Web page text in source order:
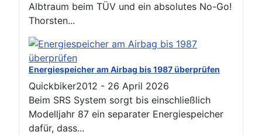
Albtraum beim TÜV und ein absolutes No-Go!
Thorsten...
Energiespeicher am Airbag bis 1987 überprüfen
Quickbiker2012 - 26 April 2026
Beim SRS System sorgt bis einschließlich
Modelljahr 87 ein separater Energiespeicher
dafür, dass...